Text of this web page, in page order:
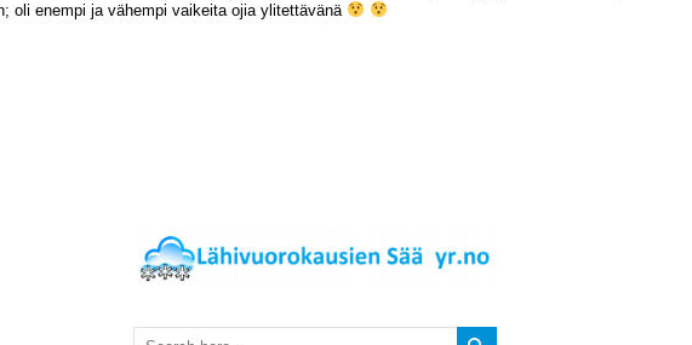
oli enempi ja vähempi vaikeita ojia ylitettävänä